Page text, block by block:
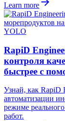
Learn more
RapiD
контроля
быстрее с
Узнай, как RapiD
автоматизации
режиме
работ.